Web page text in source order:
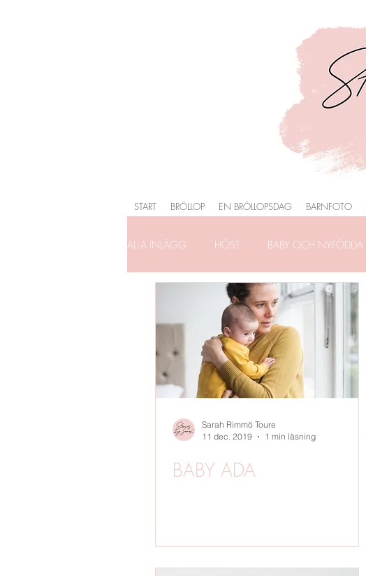
ALLA INLÄGG HÖST BABY OCH NYFÖDDA
FAMILJEFOTOGRAFERING
BARNFOTO GRAVIDFOTO
Sarah Rimmö Toure
11 dec. 2019
1 min läsning
BABY ADA
START BRÖLLOP EN BRÖLLOPSDAG BARNFOTO